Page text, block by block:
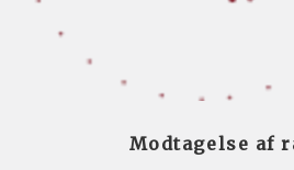
Modtagelse af